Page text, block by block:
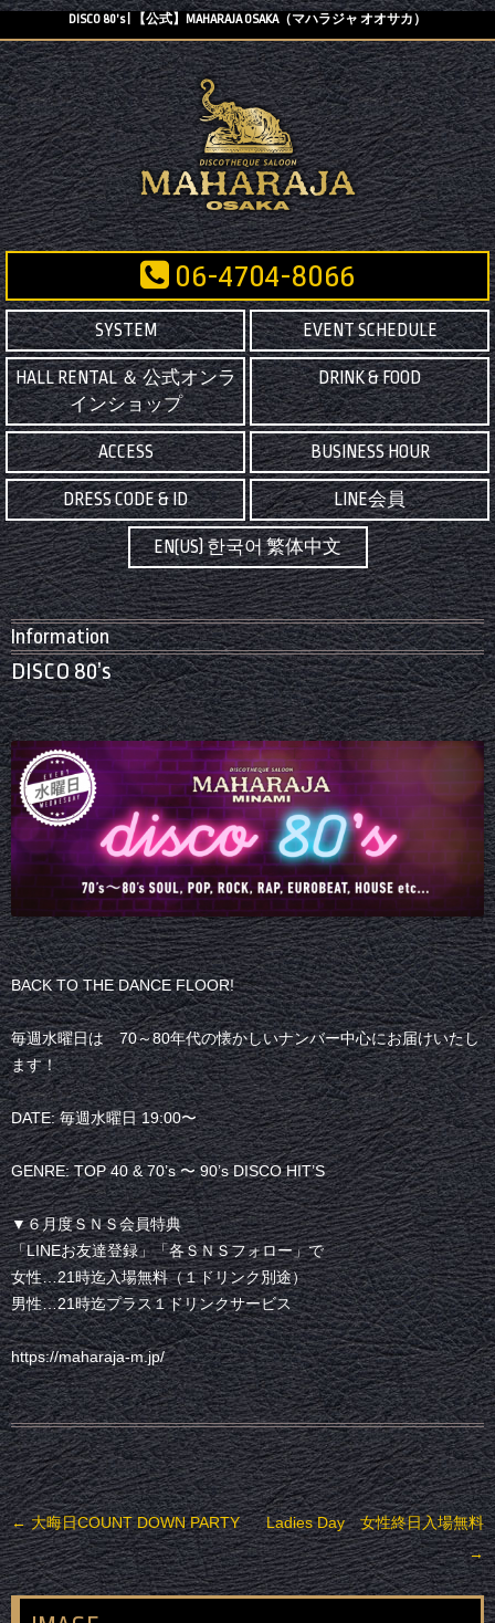
DISCO 80’s | 【公式】MAHARAJA OSAKA（マハラジャ オオサカ）
06-4704-8066
SYSTEM EVENT SCHEDULE
HALL RENTAL ＆ 公式オンラ
インショップ
DRINK & FOOD
ACCESS BUSINESS HOUR
DRESS CODE & ID LINE会員
EN(US) 한국어 繁体中文
Information
DISCO 80’s
BACK TO THE DANCE FLOOR!
毎週水曜日は 70～80年代の懐かしいナンバー中心にお届けいたし
ます！
DATE: 毎週水曜日 19:00〜
GENRE: TOP 40 & 70’s 〜 90’s DISCO HIT’S
▼６月度ＳＮＳ会員特典
「LINEお友達登録」「各ＳＮＳフォロー」で
女性…21時迄入場無料（１ドリンク別途）
男性…21時迄プラス１ドリンクサービス
https://maharaja-m.jp/
投稿ナビゲーション
←大晦日COUNT DOWN PARTY
Ladies Day 女性終日入場無料
→